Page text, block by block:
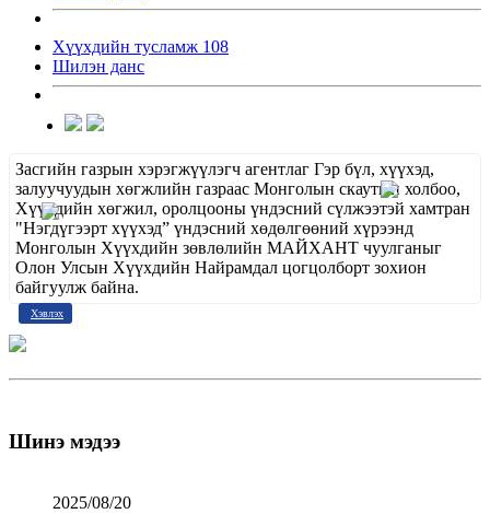
Хүүхдийн тусламж 108
Шилэн данс
Засгийн газрын хэрэгжүүлэгч агентлаг Гэр бүл, хүүхэд,
залуучуудын хөгжлийн газраас Монголын скаутын холбоо,
Хүүхдийн хөгжил, оролцооны үндэсний сүлжээтэй хамтран
"Нэгдүгээрт хүүхэд” үндэсний хөдөлгөөний хүрээнд
Монголын Хүүхдийн зөвлөлийн МАЙХАНТ чуулганыг
Олон Улсын Хүүхдийн Найрамдал цогцолборт зохион
байгуулж байна.
Хэвлэх
Шинэ мэдээ
2025/08/20